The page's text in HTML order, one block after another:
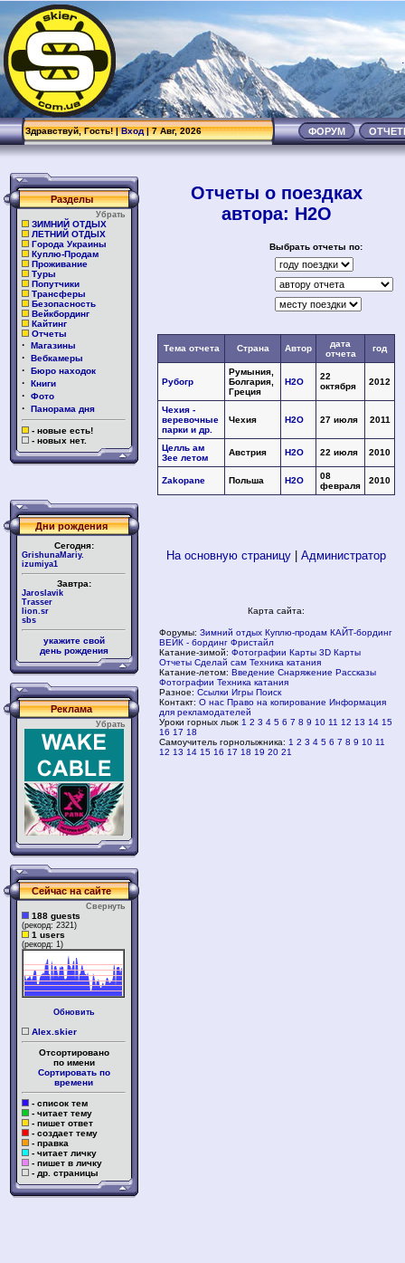
.
Здравствуй, Гость! |Вход| 7 Авг, 2026 ФОРУМ
Разделы
Убрать
ЗИМНИЙ ОТДЫХ
ЛЕТНИЙ ОТДЫХ
Города Украины
Куплю-Продам
Проживание
Туры
Попутчики
Трансферы
Безопасность
Вейкбординг
Кайтинг
Отчеты
· Магазины
· Вебкамеры
· Бюро находок
· Книги
· Фото
· Панорама дня
- новые есть!
- новых нет.
Дни рождения
Сегодня:
GrishunaMariy.
izumiya1
Завтра:
Jaroslavik
Trasser
lion.sr
sbs
укажите свой
день рождения
Реклама
Убрать
Сейчас на сайте
Свернуть
188 guests
(рекорд: 2321)
1 users
(рекорд: 1)
Обновить
Alex.skier
Отсортировано
по имени
Сортировать по
времени
- список тем
- читает тему
- пишет ответ
- создает тему
- правка
- читает личку
- пишет в личку
- др. страницы
Отчеты о поездках
автора: H2O
Выбрать отчеты по:
Тема отчета Страна Автор
дата
отчета
год
Рубогр
Румыния,
Болгария,
Греция
H2O
22
октября
2012
Чехия -
веревочные
парки и др.
Чехия H2O 27 июля 2011
Целль ам
Зее летом
Австрия H2O 22 июля 2010
Zakopane Польша H2O
08
февраля
2010
На основную страницу Администратор
Карта сайта:
Форумы: Зимний отдых Куплю-продам КАЙТ-бординг
ВЕЙК - бординг Фристайл
Катание-зимой: Фотографии Карты 3D Карты
Отчеты Сделай сам Техника катания
Катание-летом: Введение Снаряжение Рассказы
Фотографии Техника катания
Разное: Ссылки Игры Поиск
Контакт: О нас Право на копирование Информация
для рекламодателей
Уроки горных лыж 1 2 3 4 5 6 7 8 9 10 11 12 13 14 15
16 17 18
Самоучитель горнолыжника: 1 2 3 4 5 6 7 8 9 10 11
12 13 14 15 16 17 18 19 20 21